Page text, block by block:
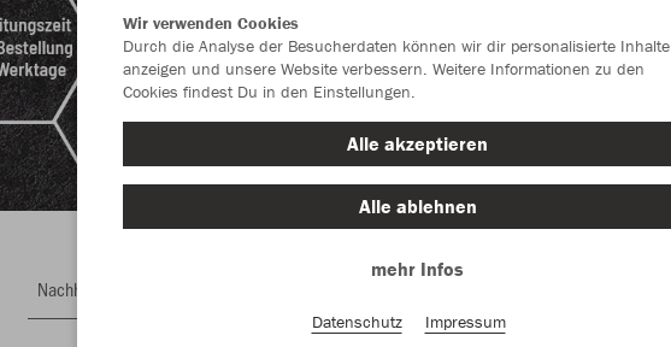
Nachhaltig
Wir verwenden Cookies
Durch die Analyse der Besucherdaten können wir dir personalisierte Inhalte
anzeigen und unsere Website verbessern. Weitere Informationen zu den
Cookies findest Du in den Einstellungen.
Alle akzeptieren
Alle ablehnen
mehr Infos
Datenschutz Impressum